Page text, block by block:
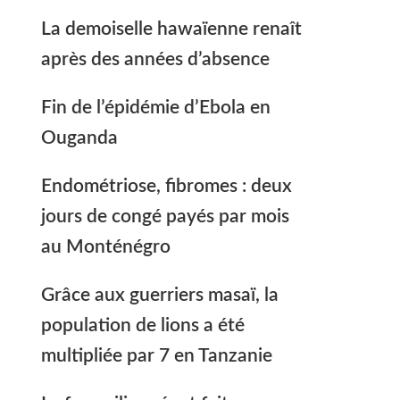
La demoiselle hawaïenne renaît
après des années d’absence
Fin de l’épidémie d’Ebola en
Ouganda
Endométriose, fibromes : deux
jours de congé payés par mois
au Monténégro
Grâce aux guerriers masaï, la
population de lions a été
multipliée par 7 en Tanzanie